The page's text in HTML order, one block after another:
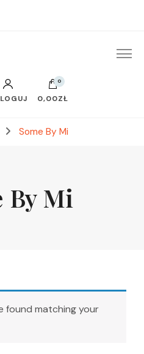
0
0,00ZŁ
Some By Mi
By Mi
found matching your